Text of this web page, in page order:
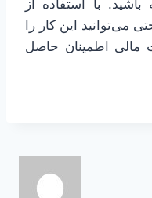
با استفاده از
می‌توانید این کار را
مالی اطمینان حاصل